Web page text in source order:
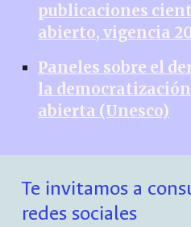
publicaciones
abierto, vigencia
Paneles sobre el
la
abierta (Unesco)
Te invitamos a
redes sociales